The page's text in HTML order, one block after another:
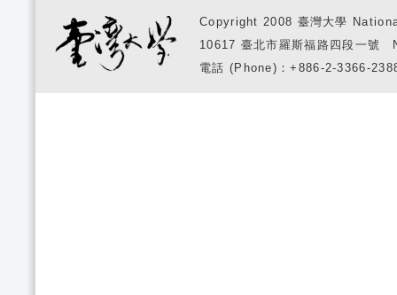
Copyright 2008 臺灣大學
10617 臺北市羅斯福路四段一
電話 (Phone)：+886-2-3366-